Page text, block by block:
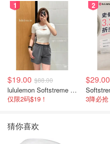
1
$19.00 $88.00
lululemon Softstreme 女士高腰短裤 10cm
仅限2码$19！
2
$29.00
猜你喜欢